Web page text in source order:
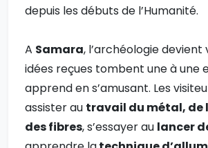
depuis les débuts de l’Humanité.
A Samara, l’archéologie devient
idées reçues tombent une à une
apprend en s’amusant. Les
assister au travail du métal, de
des fibres, s’essayer au lancer